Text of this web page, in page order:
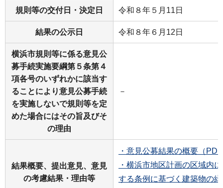
規則等の交付日・決定日 令和８年５月11日
結果の公示日 令和８年６月12日
横浜市規則等に係る意見公
募手続実施要綱第５条第４
項各号のいずれかに該当す
ることにより意見公募手続
を実施しないで規則等を定
めた場合にはその旨及びそ
の理由
－
結果概要、提出意見、意見
の考慮結果・理由等
・意見公募結果の概要（
・横浜市地区計画の区域内
する条例に基づく建築物の